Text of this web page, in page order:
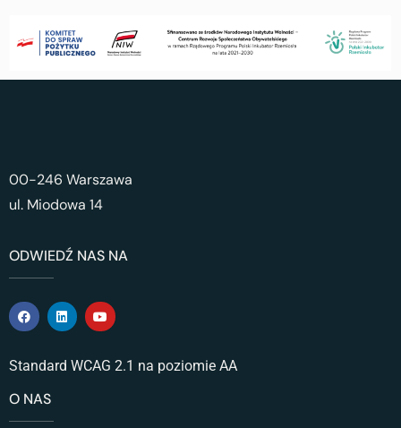
00-246 Warszawa
ul. Miodowa 14
ODWIEDŹ NAS NA
Standard WCAG 2.1 na poziomie AA
O NAS